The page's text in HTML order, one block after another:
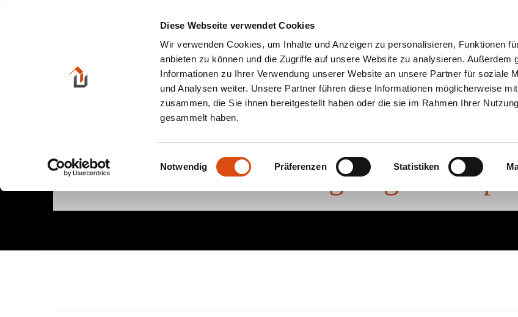
Diese Webseite verwendet Cookies
Wir verwenden Cookies, um Inhalte und Anzeigen zu personalisieren, Funktionen
anbieten zu können und die Zugriffe auf unsere Website zu analysieren. Außerdem
Informationen zu Ihrer Verwendung unserer Website an unsere Partner für soziale
und Analysen weiter. Unsere Partner führen diese Informationen möglicherweise
zusammen, die Sie ihnen bereitgestellt haben oder die sie im Rahmen Ihrer
gesammelt haben.
Einwilligungsauswahl
Notwendig Präferenzen Statistiken
2-Zimmer-Wohnung mit